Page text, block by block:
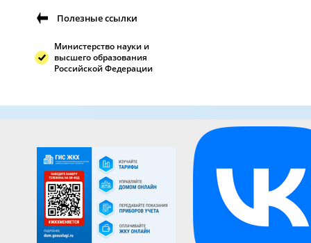
Полезные ссылки
Министерство науки и
высшего образования
Российской Федерации